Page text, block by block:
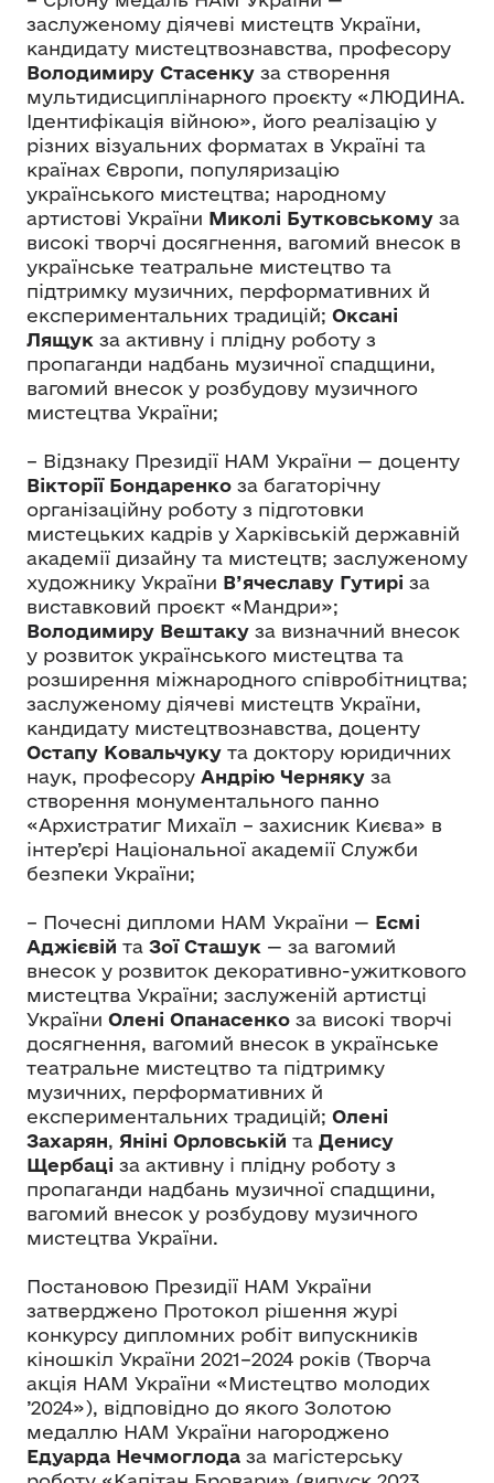
заслуженому діячеві мистецтв України,
кандидату мистецтвознавства, професору
Володимиру Стасенку за створення
мультидисциплінарного проєкту «ЛЮДИНА.
Ідентифікація війною», його реалізацію у
різних візуальних форматах в Україні та
країнах Європи, популяризацію
українського мистецтва; народному
артистові України Миколі Бутковському за
високі творчі досягнення, вагомий внесок в
українське театральне мистецтво та
підтримку музичних, перформативних й
експериментальних традицій; Оксані
Лящук за активну і плідну роботу з
пропаганди надбань музичної спадщини,
вагомий внесок у розбудову музичного
мистецтва України;
– Відзнаку Президії НАМ України — доценту
Вікторії Бондаренко за багаторічну
організаційну роботу з підготовки
мистецьких кадрів у Харківській державній
академії дизайну та мистецтв; заслуженому
художнику України В’ячеславу Гутирі за
виставковий проєкт «Мандри»;
Володимиру Вештаку за визначний внесок
у розвиток українського мистецтва та
розширення міжнародного співробітництва;
заслуженому діячеві мистецтв України,
кандидату мистецтвознавства, доценту
Остапу Ковальчуку та доктору юридичних
наук, професору Андрію Черняку за
створення монументального панно
«Архистратиг Михаїл – захисник Києва» в
інтер’єрі Національної академії Служби
безпеки України;
– Почесні дипломи НАМ України — Есмі
Аджієвій та Зої Сташук — за вагомий
внесок у розвиток декоративно-ужиткового
мистецтва України; заслуженій артистці
України Олені Опанасенко за високі творчі
досягнення, вагомий внесок в українське
театральне мистецтво та підтримку
музичних, перформативних й
експериментальних традицій; Олені
Захарян, Яніні Орловській та Денису
Щербаці за активну і плідну роботу з
пропаганди надбань музичної спадщини,
вагомий внесок у розбудову музичного
мистецтва України.
Постановою Президії НАМ України
затверджено Протокол рішення журі
конкурсу дипломних робіт випускників
кіношкіл України 2021–2024 років (Творча
акція НАМ України «Мистецтво молодих
’2024»), відповідно до якого Золотою
медаллю НАМ України нагороджено
Едуарда Нечмоглода за магістерську